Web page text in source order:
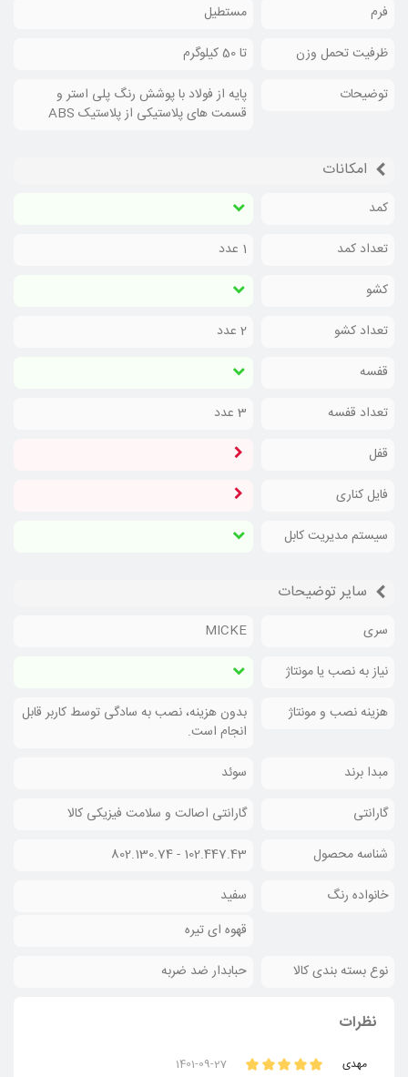
فرم
مستطیل
ظرفیت تحمل وزن
تا 50 کیلوگرم
توضیحات
پایه از فولاد با پوشش رنگ پلی استر و
قسمت های پلاستیکی از پلاستیک ABS
امکانات
کمد
تعداد کمد
1 عدد
کشو
تعداد کشو
2 عدد
قفسه
تعداد قفسه
3 عدد
قفل
فایل کناری
سیستم مدیریت کابل
سایر توضیحات
سری
MICKE
نیاز به نصب یا مونتاژ
هزینه نصب و مونتاژ
بدون هزینه، نصب به سادگی توسط کاربر قابل
انجام است.
مبدا برند
سوئد
گارانتی
گارانتی اصالت و سلامت فیزیکی کالا
شناسه محصول
102.447.43 - 802.130.74
خانواده رنگ
سفید
قهوه ای تیره
نوع بسته بندی کالا
حبابدار ضد ضربه
نظرات
مهدی 1401-09-27